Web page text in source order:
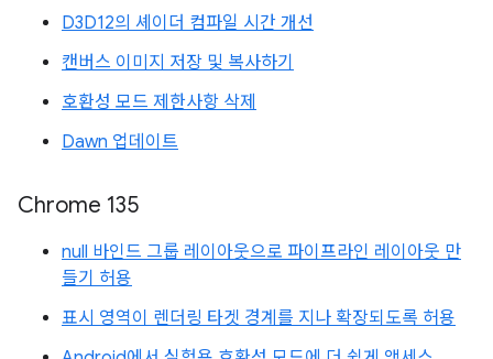
D3D12의 셰이더 컴파일 시간 개선
캔버스 이미지 저장 및 복사하기
호환성 모드 제한사항 삭제
Dawn 업데이트
Chrome 135
null 바인드 그룹 레이아웃으로 파이프라인 레이아웃 만
들기 허용
표시 영역이 렌더링 타겟 경계를 지나 확장되도록 허용